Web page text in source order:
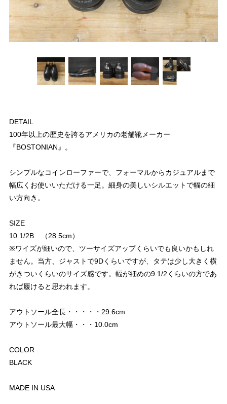
DETAIL
100年以上の歴史を誇るアメリカの老舗靴メーカー
『BOSTONIAN』。
シンプルなコインローファーで、フォーマルからカジュアルまで
幅広くお使いいただける一足。細身の美しいシルエットで幅の細
い方向き。
SIZE
10 1/2B （28.5cm）
※ワイズが細いので、ツーサイズアップくらいでも良いかもしれ
ません。当方、ジャストで9Dくらいですが、タテは少し大きく横
がきついくらいのサイズ感です。幅が細めの9 1/2くらいの方であ
れば履けると思われます。
アウトソール全長・・・・・29.6cm
アウトソール最大幅・・・10.0cm
COLOR
BLACK
MADE IN USA